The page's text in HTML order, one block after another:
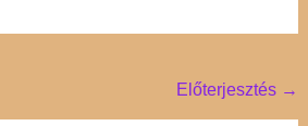
Előterjesztés →